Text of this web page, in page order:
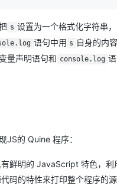
s 设置为一个格式化字符串
语句中用 s 自身的内
量声明语句和 console.log
JS的 Quine 程序：
鲜明的 JavaScript 特色，利
码的特性来打印整个程序的源